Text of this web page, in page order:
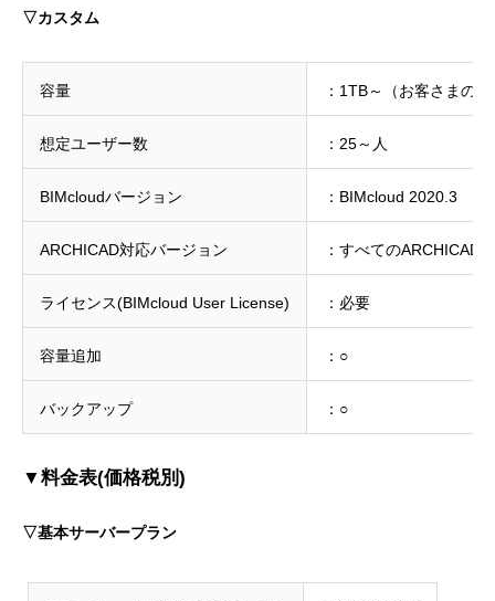
▽カスタム
容量 ：1TB～（お客さまの
想定ユーザー数 ：25～人
BIMcloudバージョン ：BIMcloud 2020.3
ARCHICAD対応バージョン ：すべてのARCHICAD
ライセンス(BIMcloud User License) ：必要
容量追加 ：○
バックアップ ：○
▼料金表(価格税別)
▽基本サーバープラン